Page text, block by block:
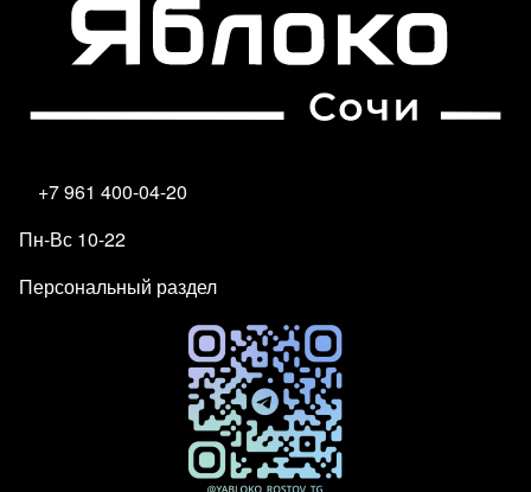
+7 961 400-04-20
Пн-Вс 10-22
Персональный раздел